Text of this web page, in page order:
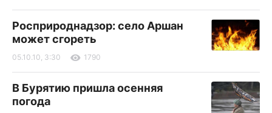
Росприроднадзор: село Аршан
может сгореть
05.10.10, 3:30 1790
В Бурятию пришла осенняя
погода